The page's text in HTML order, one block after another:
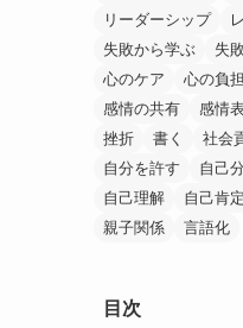
リーダーシップ
失敗から学ぶ
失
心のケア
心の負担
感情の共有
感情
挫折
書く 社会
自分を許す
自己
自己理解
自己肯
親子関係
言語化
目次